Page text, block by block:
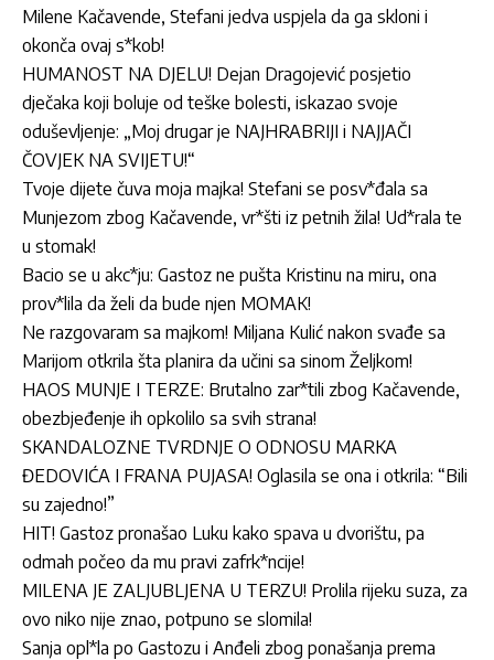
Milene Kačavende, Stefani jedva uspjela da ga skloni i
okonča ovaj s*kob!
HUMANOST NA DJELU! Dejan Dragojević posjetio
dječaka koji boluje od teške bolesti, iskazao svoje
oduševljenje: „Moj drugar je NAJHRABRIJI i NAJJAČI
ČOVJEK NA SVIJETU!“
Tvoje dijete čuva moja majka! Stefani se posv*đala sa
Munjezom zbog Kačavende, vr*šti iz petnih žila! Ud*rala te
u stomak!
Bacio se u akc*ju: Gastoz ne pušta Kristinu na miru, ona
prov*lila da želi da bude njen MOMAK!
Ne razgovaram sa majkom! Miljana Kulić nakon svađe sa
Marijom otkrila šta planira da učini sa sinom Željkom!
HAOS MUNJE I TERZE: Brutalno zar*tili zbog Kačavende,
obezbjeđenje ih opkolilo sa svih strana!
SKANDALOZNE TVRDNJE O ODNOSU MARKA
ĐEDOVIĆA I FRANA PUJASA! Oglasila se ona i otkrila: “Bili
su zajedno!”
HIT! Gastoz pronašao Luku kako spava u dvorištu, pa
odmah počeo da mu pravi zafrk*ncije!
MILENA JE ZALJUBLJENA U TERZU! Prolila rijeku suza, za
ovo niko nije znao, potpuno se slomila!
Sanja opl*la po Gastozu i Anđeli zbog ponašanja prema